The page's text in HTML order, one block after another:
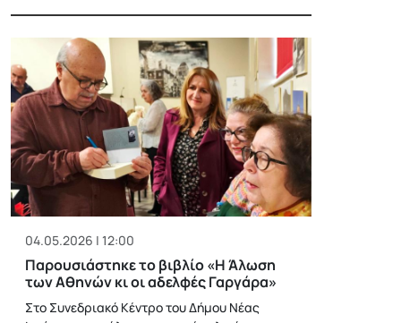
04.05.2026 | 12:00
Παρουσιάστηκε το βιβλίο «Η Άλωση
των Αθηνών κι οι αδελφές Γαργάρα»
Στο Συνεδριακό Κέντρο του Δήμου Νέας